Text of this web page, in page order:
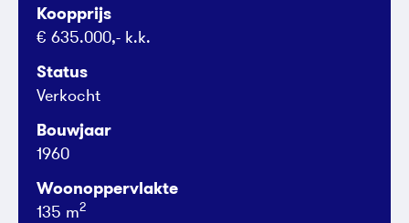
Koopprijs
€ 635.000,- k.k.
Status
Verkocht
Bouwjaar
1960
Woonoppervlakte
135 m2